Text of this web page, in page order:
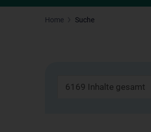
Home Suche
6169 Inhalte gesamt